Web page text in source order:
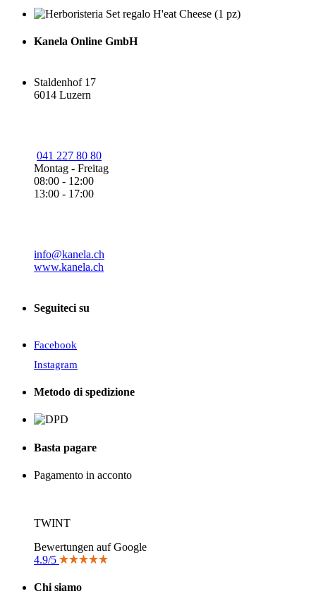
Kanela Online GmbH
Staldenhof 17
6014 Luzern
041 227 80 80
Montag - Freitag
08:00 - 12:00
13:00 - 17:00
info@kanela.ch
www.kanela.ch
Seguiteci su
Facebook
Instagram
Metodo di spedizione
Basta pagare
Pagamento in acconto
TWINT
Bewertungen auf Google
4.9/5
Chi siamo